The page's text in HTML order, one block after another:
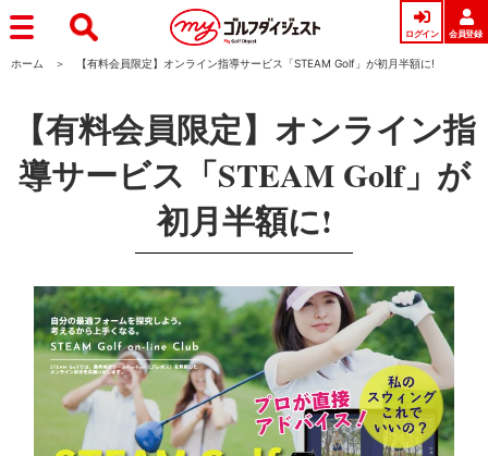
ログイン 会員登録
ホーム 【有料会員限定】オンライン指導サービス「STEAM Golf」が初月半額に!
【有料会員限定】オンライン指
導サービス「STEAM Golf」が
初月半額に!